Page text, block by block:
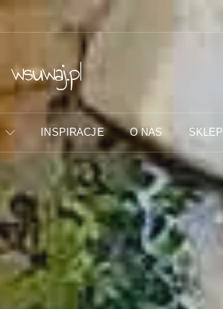
wsuwaj.pl
INSPIRACJE O NAS SKLEP